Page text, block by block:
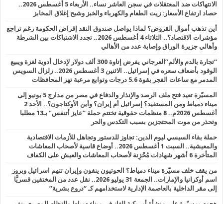
الانتهاكات ضد المعتقلات في سجن العاشر نساء.. الأربعاء 5 أغسطس 2026..
حصاد ارتفاع الأسعار: زيت الطعام والكهرباء والخبز وشبح إغلاق المخابز
أين تذهب أموال القروض؟ لماذا يواصل صندوق النقد إقراض الحكومة رغم تراجع
مؤشرات الاقتصاد؟.. الثلاثاء 4 أغسطس 2026.. تجدد الاشتباكات بين الشرطة
وأهالي جزيرة الوراق وإصابة عدد من الأهالي
“تجارة بالدم والألم”العرجاني يفرض إتاوة 300 ألف دولار لإدخال أدوية لغزة ويبيع
الوقود بأضعاف سعره في إسرائيل.. الاثنين 3 أغسطس 2026.. زلزال السويس
المدمر مع ساعات الفجر بقوة 5.6 درجات وتوابع مرعبة تهز المحافظات
المسيّرة تعيد فتح ملف الرصد والإنذار والدفاع في مصر من مدارج 5 يونيو إلى
ميناء دمياط ومن المستفيد؟ إسرائيل أم إيران؟ وأين الأوكتاجون؟.. الأحد 2
أغسطس 2026م.. 8 منظمات حقوقية تختتم حملة “عايز أتنفس” بـ13 مطلبا
وتحذر من موت المحتجزين بسبب التكدس والحر
حملة بقاء السيسي ليوم الدين: تجاوز للدستور وتجاهل للأزمات الاقتصادية
والمعيشية.. السبت 1 أغسطس 2026.. أوضاع قاسية لأصحاب المعاشات
المتأخرة 6 أشهر شهادات مُحْزِنة لأصحاب المعاشات والعيش على الكفاف
من يقف خلف مسيّرة ميناء دمياط؟ الحوثيون ينفون وإيران تتهم اسرائيل وبروز
اسم أوكرانيا والإمارات.. الجمعة 31 يوليو 2026.. نقل عدد من المختفين قسريًّا
إلى مقر الداخلية بالعاصمة الإدارية لاستخدامهم كـ “دروع بشرية”